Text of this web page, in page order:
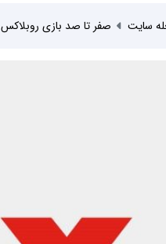
سایت صفر تا صد بازی روبلاکس